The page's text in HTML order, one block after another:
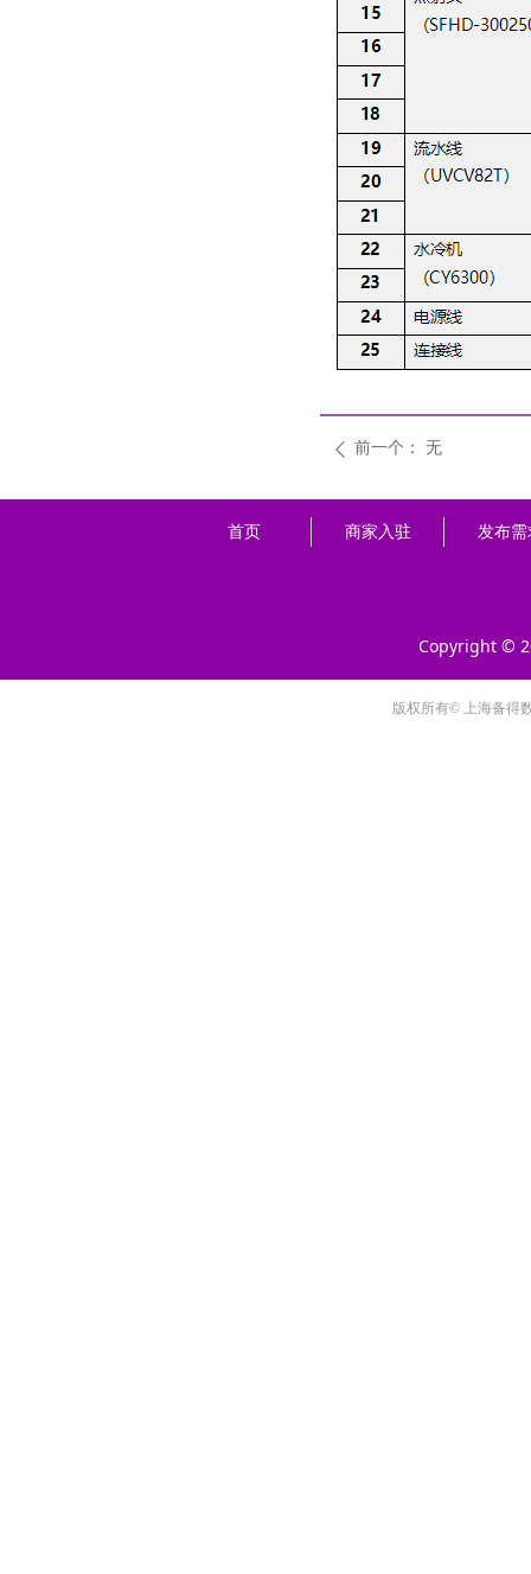
ꄴ 前一个： 无
Copyright ©
首页 商家入驻 发布需
版权所有© 上海备得